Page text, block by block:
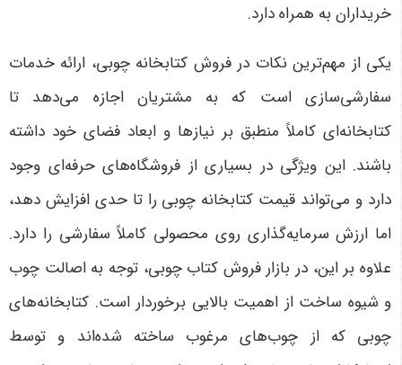
خریداران به همراه دارد.
یکی از مهم‌ترین نکات در فروش کتابخانه چوبی، ارائه خدمات
سفارشی‌سازی است که به مشتریان اجازه می‌دهد تا
کتابخانه‌ای کاملاً منطبق بر نیازها و ابعاد فضای خود داشته
باشند. این ویژگی در بسیاری از فروشگاه‌های حرفه‌ای وجود
دارد و می‌تواند قیمت کتابخانه چوبی را تا حدی افزایش دهد،
اما ارزش سرمایه‌گذاری روی محصولی کاملاً سفارشی را دارد.
علاوه بر این، در بازار فروش کتاب چوبی، توجه به اصالت چوب
و شیوه ساخت از اهمیت بالایی برخوردار است. کتابخانه‌های
چوبی که از چوب‌های مرغوب ساخته شده‌اند و توسط